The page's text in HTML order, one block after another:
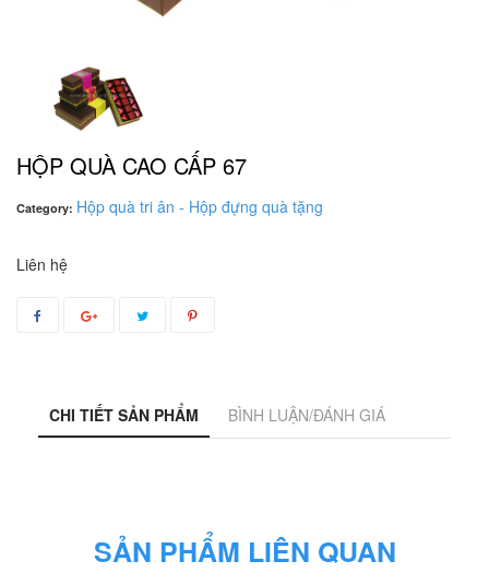
HỘP QUÀ CAO CẤP 67
Category: Hộp quà tri ân - Hộp đựng quà tặng
Liên hệ
CHI TIẾT SẢN PHẨM BÌNH LUẬN/ĐÁNH GIÁ
SẢN PHẨM LIÊN QUAN